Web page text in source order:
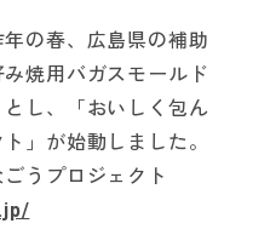
の春、広島県の補助
焼用バガスモールド
し、「おいしく包ん
」が始動しました。
ごうプロジェクト